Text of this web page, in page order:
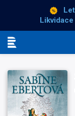
Likvidace